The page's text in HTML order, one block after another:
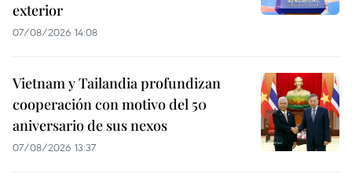
exterior
07/08/2026 14:08
Vietnam y Tailandia profundizan
cooperación con motivo del 50
aniversario de sus nexos
07/08/2026 13:37